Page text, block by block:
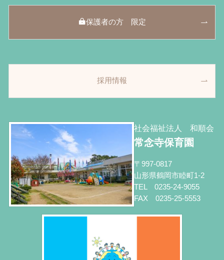
保護者の方 限定
採用情報
社会福祉法人 和順会
常念寺保育園
〒997-0817
山形県鶴岡市睦町1-2
TEL 0235-24-9055
FAX 0235-25-5553